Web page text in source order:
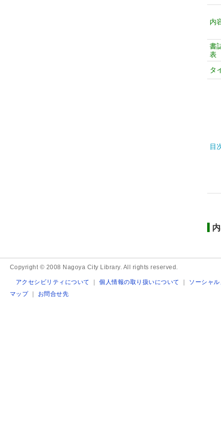
内
書
表
タ
目
Copyright © 2008 Nagoya City Library. All rights reserved.
アクセシビリティについて ｜個人情報の取り扱いについて ｜ ソーシャ
マップ｜ お問合せ先